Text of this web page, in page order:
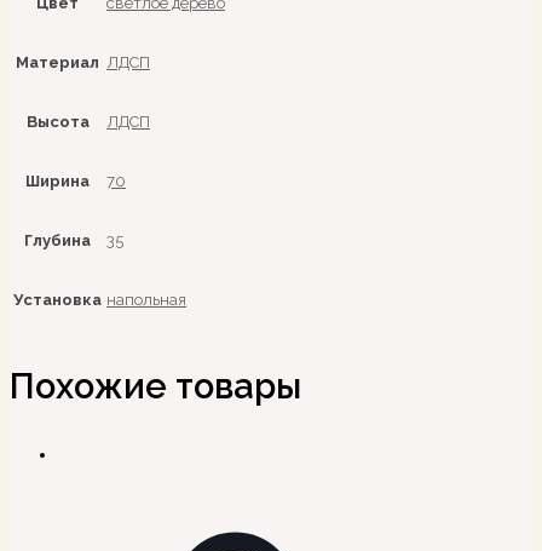
Материал ЛДСП
Высота ЛДСП
Ширина 70
Глубина 35
Установка напольная
Похожие товары